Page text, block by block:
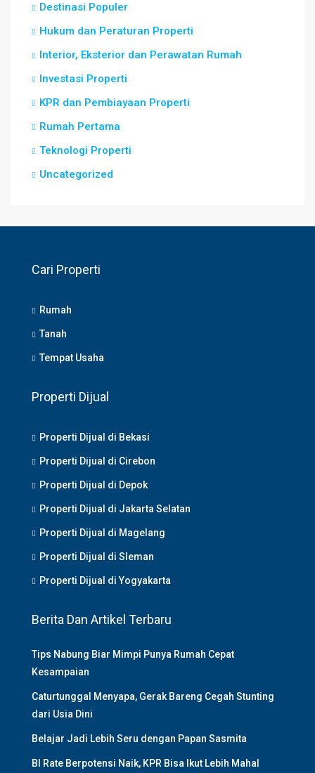
Destinasi Populer
Hukum dan Peraturan Properti
Interior, Eksterior dan Perawatan Rumah
Investasi Properti
KPR dan Pembiayaan Properti
Rumah Pertama
Teknologi Properti
Uncategorized
Cari Properti
Rumah
Tanah
Tempat Usaha
Properti Dijual
Properti Dijual di Bekasi
Properti Dijual di Cirebon
Properti Dijual di Depok
Properti Dijual di Jakarta Selatan
Properti Dijual di Magelang
Properti Dijual di Sleman
Properti Dijual di Yogyakarta
Berita Dan Artikel Terbaru
Tips Nabung Biar Mimpi Punya Rumah Cepat
Kesampaian
Caturtunggal Menyapa, Gerak Bareng Cegah Stunting
dari Usia Dini
Belajar Jadi Lebih Seru dengan Papan Sasmita
BI Rate Berpotensi Naik, KPR Bisa Ikut Lebih Mahal